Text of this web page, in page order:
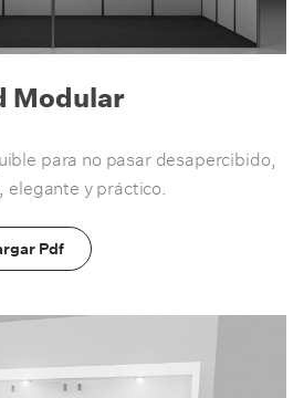
Modular
para no pasar desapercibido,
elegante y práctico.
Pdf